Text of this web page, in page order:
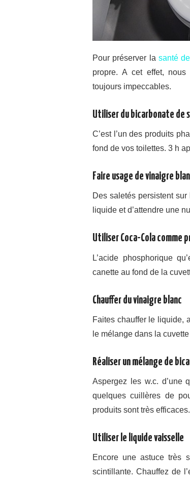
Pour préserver la santé
propre. A cet effet, nous
toujours impeccables.
Utiliser du bicarbonate de
C’est l’un des produits
fond de vos toilettes. 3 h
Faire usage de vinaigre
Des saletés persistent
liquide et d’attendre une
Utiliser Coca-Cola comme
L’acide phosphorique
canette au fond de la
Chauffer du vinaigre blanc
Faites chauffer le liquide,
le mélange dans la
Réaliser un mélange de
Aspergez les w.c. d’une
quelques cuillères de
produits sont très efficaces.
Utiliser le liquide vaisselle
Encore une astuce très
scintillante. Chauffez de